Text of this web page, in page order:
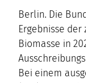
Berlin. Die
Ergebnisse
Biomasse in
Bei einem